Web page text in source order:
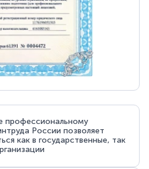
профессиональному
России позволяет
как в государственные, так